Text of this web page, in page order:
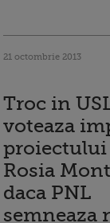
21 octombrie 2013
Troc in
voteaza
proiectului
Rosia
daca PNL
semneaza